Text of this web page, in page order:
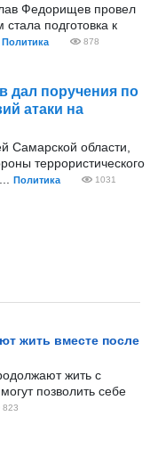
Федорищев провел
подготовка к
Политика 878
дал поручения по
атаки на
Самарской области,
террористического
Политика 1031
жить вместе после
жить с
позволить себе
823